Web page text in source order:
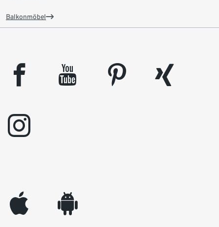
Balkonmöbel
facebook youtube pinterest
xing
instagram
appleinc android